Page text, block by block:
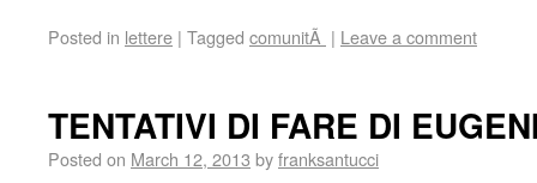
Posted in lettere | Tagged comunitÃ | Leave a comment
TENTATIVI DI FARE DI
Posted on March 12, 2013 byfranksantucci